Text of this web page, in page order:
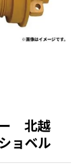
ー 北越
ョベル